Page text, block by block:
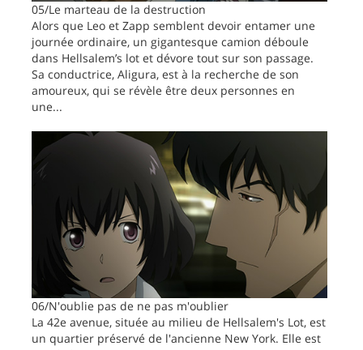
05/Le marteau de la destruction
Alors que Leo et Zapp semblent devoir entamer une
journée ordinaire, un gigantesque camion déboule
dans Hellsalem’s lot et dévore tout sur son passage.
Sa conductrice, Aligura, est à la recherche de son
amoureux, qui se révèle être deux personnes en
une...
06/N'oublie pas de ne pas m'oublier
La 42e avenue, située au milieu de Hellsalem's Lot, est
un quartier préservé de l'ancienne New York. Elle est